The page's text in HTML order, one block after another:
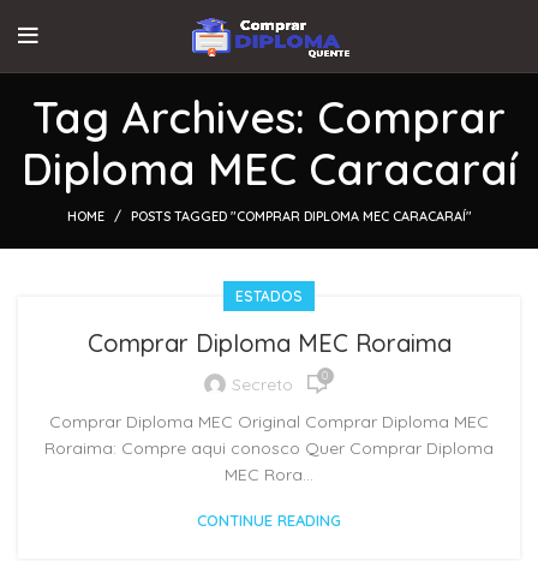
Tag Archives: Comprar
Diploma MEC Caracaraí
HOME POSTS TAGGED "COMPRAR DIPLOMA MEC CARACARAÍ"
ESTADOS
Comprar Diploma MEC Roraima
Secreto 0
Comprar Diploma MEC Original Comprar Diploma MEC
Roraima: Compre aqui conosco Quer Comprar Diploma
MEC Rora...
CONTINUE READING